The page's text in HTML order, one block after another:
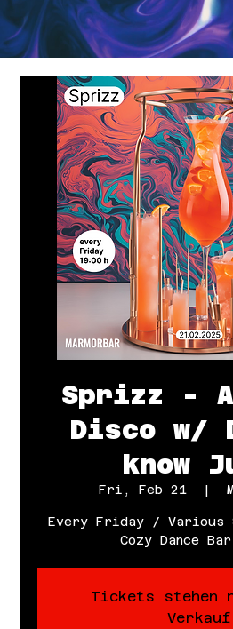
Sprizz -
Disco w/
know
Fri, Feb 21
  |
Every Friday / Various
Cozy Dance
Tickets stehen
Verkauf